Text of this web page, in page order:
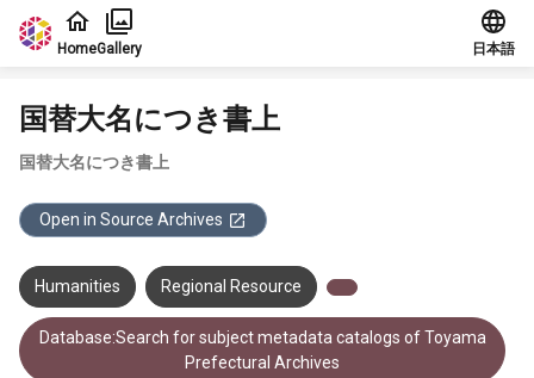
Jump to main content
HomeGallery 日本語
国替大名につき書上
国替大名につき書上
Open in Source Archives
Humanities Regional Resource
Database:Search for subject metadata catalogs of Toyama
Prefectural Archives